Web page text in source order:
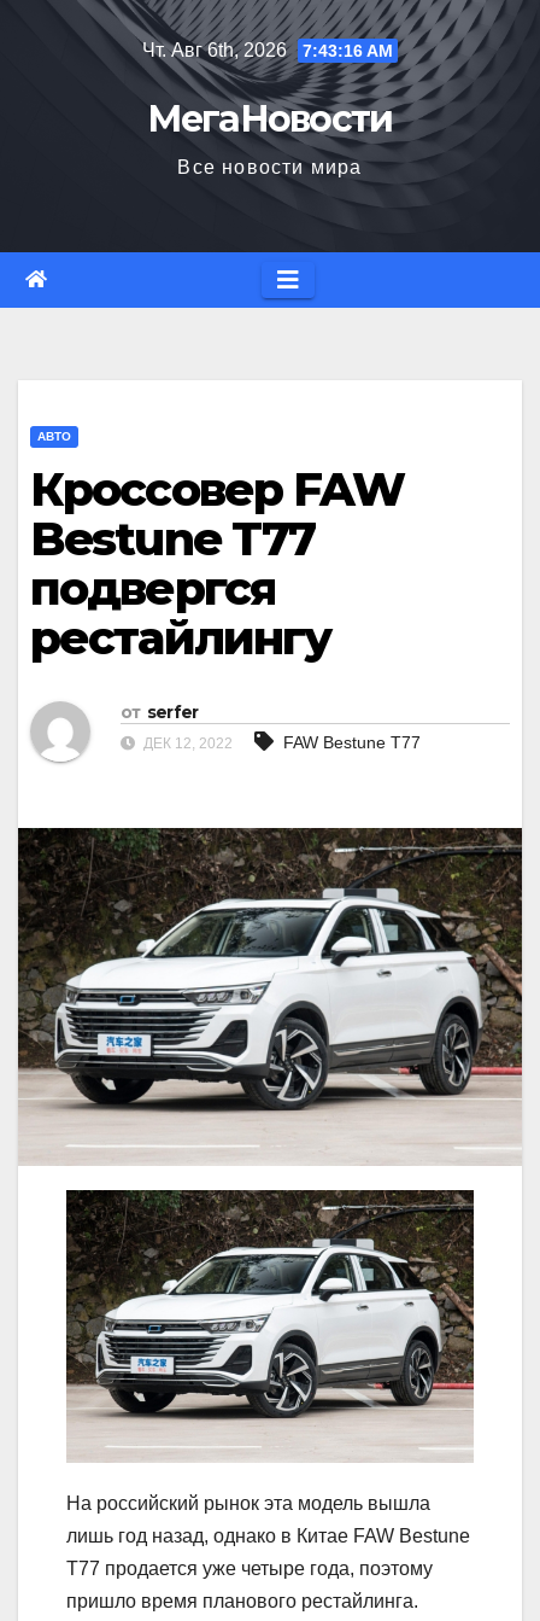
Чт. Авг 6th, 2026 7:43:17 AM
МегаНовости
Все новости мира
АВТО
Кроссовер FAW
Bestune T77
подвергся
рестайлингу
от serfer
ДЕК 12, 2022 FAW Bestune T77
На российский рынок эта модель вышла
лишь год назад, однако в Китае FAW Bestune
T77 продается уже четыре года, поэтому
пришло время планового рестайлинга.